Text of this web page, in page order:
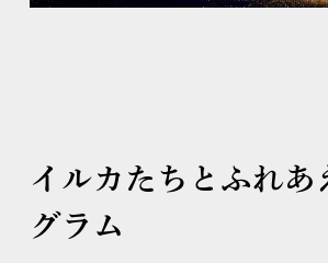
イルカたちとふれあ
グラム